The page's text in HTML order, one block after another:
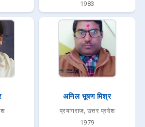
1983
अनिल भूषण मिश्र
प्रयागराज, उत्तर प्रदेश
1979